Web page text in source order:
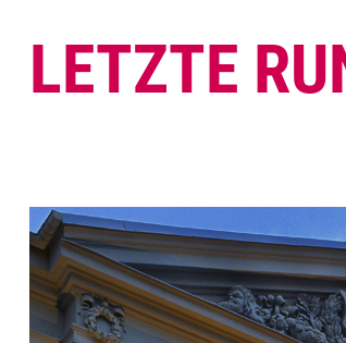
LETZTE